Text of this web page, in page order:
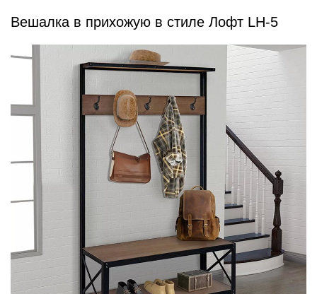
Вешалка в прихожую в стиле Лофт LH-5